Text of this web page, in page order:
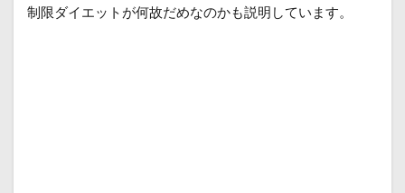
制限ダイエットが何故だめなのかも説明しています。